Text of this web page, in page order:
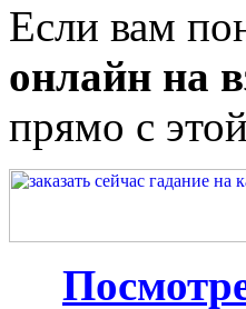
Если вам
онлайн на
прямо с